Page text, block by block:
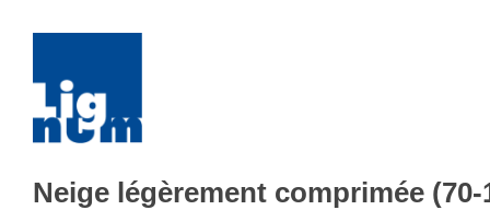
Neige légèrement comprimée (70-